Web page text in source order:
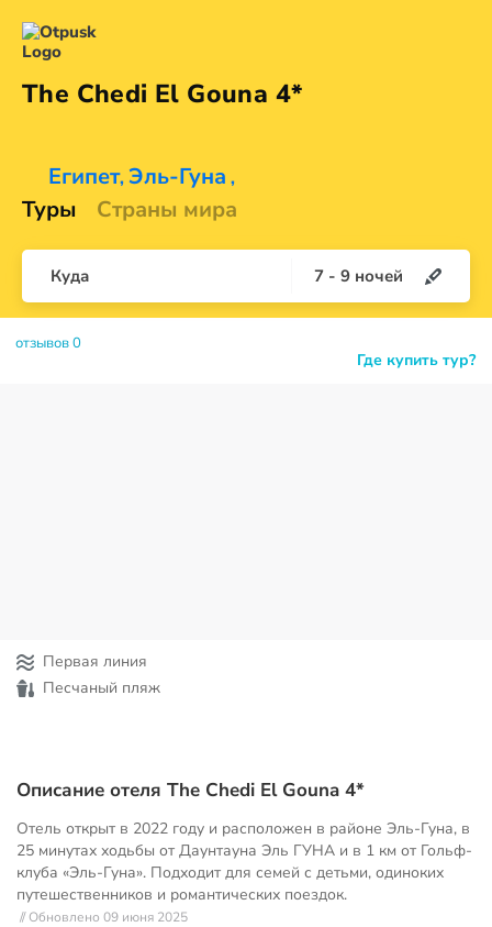
The Chedi El Gouna 4*
Египет, Эль-Гуна ,
Туры Страны мира
Куда 7 - 9 ночей
Где купить тур?
отзывов 0
Первая линия
Песчаный пляж
Описание отеля The Chedi El Gouna 4*
Отель открыт в 2022 году и расположен в районе Эль-Гуна, в
25 минутах ходьбы от Даунтауна Эль ГУНА и в 1 км от Гольф-
клуба «Эль-Гуна». Подходит для семей с детьми, одиноких
путешественников и романтических поездок.
// Обновлено 09 июня 2025